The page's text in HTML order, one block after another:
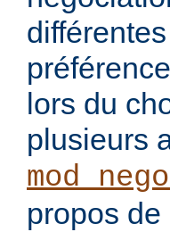
lors du
plusieurs
propos de